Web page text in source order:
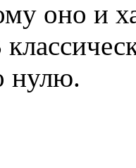
оно и
нулю.